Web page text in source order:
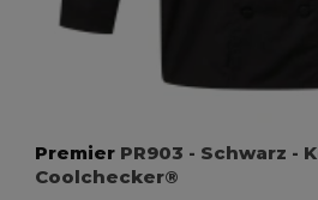
Premier PR903 - Schwarz -
Coolchecker®